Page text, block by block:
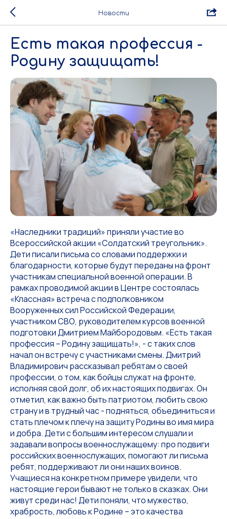
Новости
Есть такая профессия -
Родину защищать!
«Наследники традиций» приняли участие во
Всероссийской акции «Солдатский треугольник».
Дети писали письма со словами поддержки и
благодарности, которые будут переданы на фронт
участникам специальной военной операции. В
рамках проводимой акции в Центре состоялась
«Классная» встреча с подполковником
Вооруженных сил Российской Федерации,
участником СВО, руководителем курсов военной
подготовки Дмитрием Майбородовым. «Есть такая
профессия – Родину защищать!», - с таких слов
начал он встречу с участниками смены. Дмитрий
Владимирович рассказывал ребятам о своей
профессии, о том, как бойцы служат на фронте,
исполняя свой долг, об их настоящих подвигах. Он
отметил, как важно быть патриотом, любить свою
страну и в трудный час - подняться, объединиться и
стать плечом к плечу на защиту Родины во имя мира
и добра. Дети с большим интересом слушали и
задавали вопросы военнослужащему: про подвиги
российских военнослужащих, помогают ли письма
ребят, поддерживают ли они наших воинов.
Учащиеся на конкретном примере увидели, что
настоящие герои бывают не только в сказках. Они
живут среди нас! Дети поняли, что мужество,
храбрость, любовь к Родине – это качества